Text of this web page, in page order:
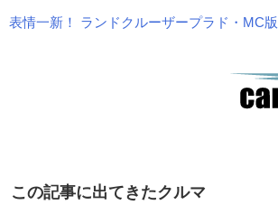
表情一新！ ランドクルーザープラド・MC版
この記事に出てきたクルマ